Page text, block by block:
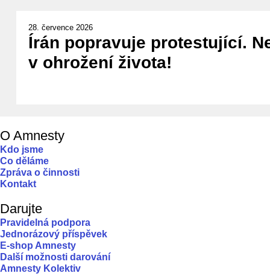
28. července 2026
Írán popravuje protestující.
v ohrožení života!
O Amnesty
Kdo jsme
Co děláme
Zpráva o činnosti
Kontakt
Darujte
Pravidelná podpora
Jednorázový příspěvek
E-shop Amnesty
Další možnosti darování
Amnesty Kolektiv